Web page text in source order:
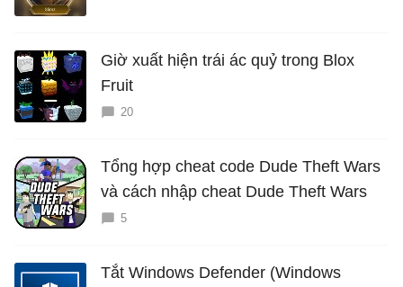
Giờ xuất hiện trái ác quỷ trong Blox
Fruit
20
Tổng hợp cheat code Dude Theft Wars
và cách nhập cheat Dude Theft Wars
5
Tắt Windows Defender (Windows